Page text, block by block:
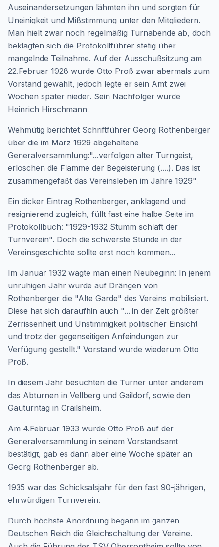
Auseinandersetzungen lähmten ihn und sorgten für
Uneinigkeit und Mißstimmung unter den Mitgliedern.
Man hielt zwar noch regelmäßig Turnabende ab, doch
beklagten sich die Protokollführer stetig über
mangelnde Teilnahme. Auf der Ausschußsitzung am
22.Februar 1928 wurde Otto Proß zwar abermals zum
Vorstand gewählt, jedoch legte er sein Amt zwei
Wochen später nieder. Sein Nachfolger wurde
Heinrich Hirschmann.
Wehmütig berichtet Schriftführer Georg Rothenberger
über die im März 1929 abgehaltene
Generalversammlung:"...verfolgen alter Turngeist,
erloschen die Flamme der Begeisterung (....). Das ist
zusammengefaßt das Vereinsleben im Jahre 1929".
Ein dicker Eintrag Rothenberger, anklagend und
resignierend zugleich, füllt fast eine halbe Seite im
Protokollbuch: "1929-1932 Stumm schläft der
Turnverein". Doch die schwerste Stunde in der
Vereinsgeschichte sollte erst noch kommen...
Im Januar 1932 wagte man einen Neubeginn: In jenem
unruhigen Jahr wurde auf Drängen von
Rothenberger die "Alte Garde" des Vereins mobilisiert.
Diese hat sich daraufhin auch "....in der Zeit größter
Zerrissenheit und Unstimmigkeit politischer Einsicht
und trotz der gegenseitigen Anfeindungen zur
Verfügung gestellt." Vorstand wurde wiederum Otto
Proß.
In diesem Jahr besuchten die Turner unter anderem
das Abturnen in Vellberg und Gaildorf, sowie den
Gauturntag in Crailsheim.
Am 4.Februar 1933 wurde Otto Proß auf der
Generalversammlung in seinem Vorstandsamt
bestätigt, gab es dann aber eine Woche später an
Georg Rothenberger ab.
1935 war das Schicksalsjahr für den fast 90-jährigen,
ehrwürdigen Turnverein:
Durch höchste Anordnung begann im ganzen
Deutschen Reich die Gleichschaltung der Vereine.